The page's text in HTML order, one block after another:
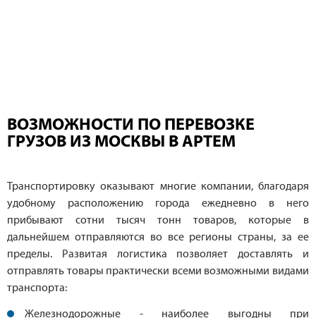
ВОЗМОЖНОСТИ ПО ПЕРЕВОЗКЕ
ГРУЗОВ ИЗ МОСКВЫ В АРТЕМ
Транспортировку оказывают многие компании, благодаря
удобному расположению города ежедневно в него
прибывают сотни тысяч тонн товаров, которые в
дальнейшем отправляются во все регионы страны, за ее
пределы. Развитая логистика позволяет доставлять и
отправлять товары практически всеми возможными видами
транспорта:
Железнодорожные - наиболее выгодны при